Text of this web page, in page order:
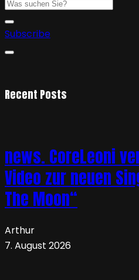
Subscribe
Recent Posts
news. CoreLeoni
Video zur neuen
The Moon“
Arthur
7. August 2026